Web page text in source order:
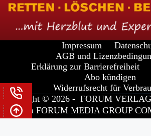
Impressum
AGB und
Erklärung zur Barrierefreiheit
Abo kündigen
Widerrufsrecht für
Copyright © 2026 - FORUM
GMBH
aFORUM MEDIA GROUP